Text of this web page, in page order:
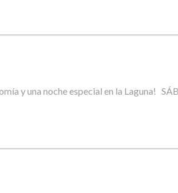
y una noche especial en la Laguna!